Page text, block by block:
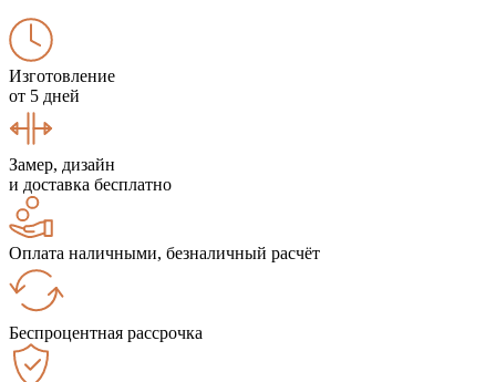
Изготовление
от 5 дней
Замер, дизайн
и доставка бесплатно
Оплата наличными, безналичный расчёт
Беспроцентная рассрочка